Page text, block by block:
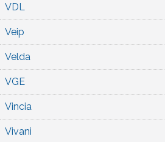
VDL
Veip
Velda
VGE
Vincia
Vivani